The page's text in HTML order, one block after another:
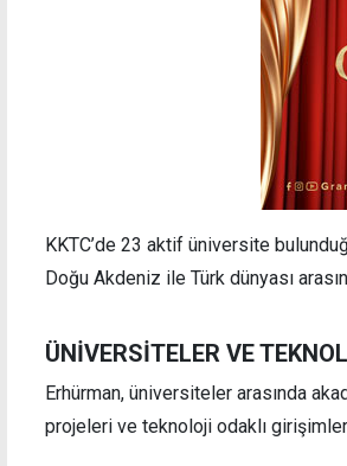
KKTC’de 23 aktif üniversite
Doğu Akdeniz ile Türk dünyası
ÜNİVERSİTELER VE
Erhürman, üniversiteler arasında
projeleri ve teknoloji odaklı